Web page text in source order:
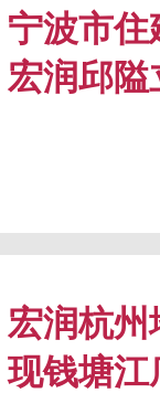
宁波市
宏润邱隘
宏润杭
现钱塘江